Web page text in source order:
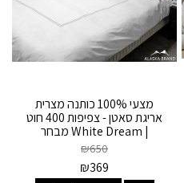
מצעי 100% כותנה מצרית
אריגת סאטן - צפיפות 400 חוט
| White Dream מבחר
צבעים
₪650
₪369